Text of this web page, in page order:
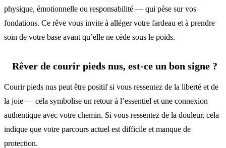
physique, émotionnelle ou responsabilité — qui pèse sur vos
fondations. Ce rêve vous invite à alléger votre fardeau et à prendre
soin de votre base avant qu’elle ne cède sous le poids.
Rêver de courir pieds nus, est-ce un bon signe ?
Courir pieds nus peut être positif si vous ressentez de la liberté et de
la joie — cela symbolise un retour à l’essentiel et une connexion
authentique avec votre chemin. Si vous ressentez de la douleur, cela
indique que votre parcours actuel est difficile et manque de
protection.